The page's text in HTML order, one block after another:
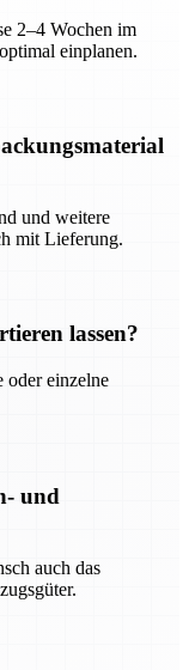
2–4 Wochen im
einplanen.
und weitere
mit Lieferung.
lassen?
oder einzelne
und
auch das